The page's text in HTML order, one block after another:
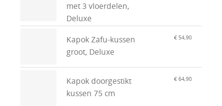
met 3 vloerdelen,
Deluxe
Kapok Zafu-kussen
groot, Deluxe
€ 54,90
Kapok doorgestikt
kussen 75 cm
€ 64,90